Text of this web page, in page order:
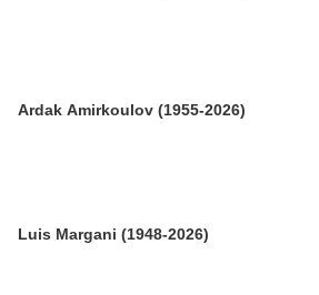
Ardak Amirkoulov (1955-2026)
Luis Margani (1948-2026)